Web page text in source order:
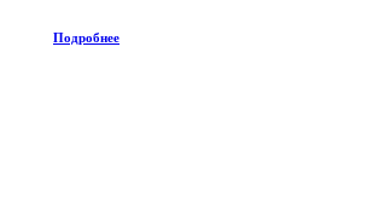
Подробнее